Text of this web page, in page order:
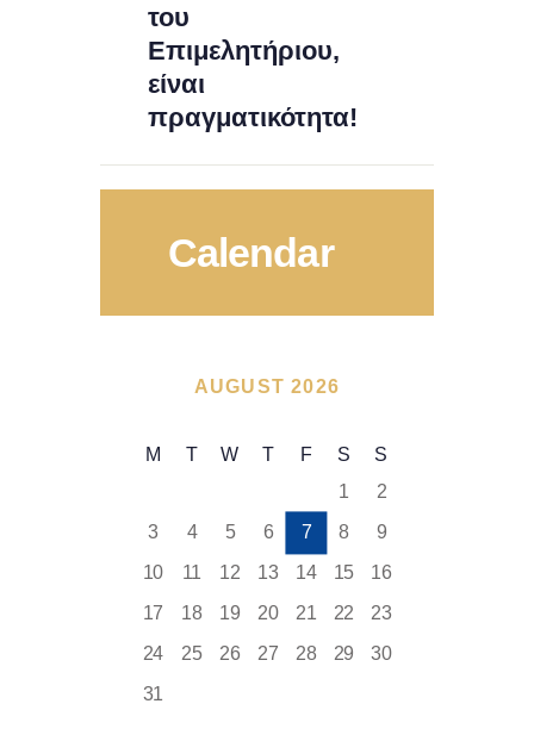
του
Επιμελητήριου,
είναι
πραγματικότητα!
Calendar
AUGUST 2026
M T W T F S
S
1
2
3
4 5 6 7 8
9
10
11 12 13 14 15
16
17
18 19 20 21 22
23
24
25 26 27 28 29
30
31